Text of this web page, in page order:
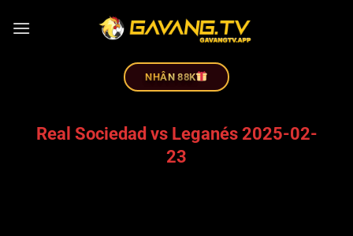
NHÂN 88K
Real Sociedad vs Leganés 2025-02-
23